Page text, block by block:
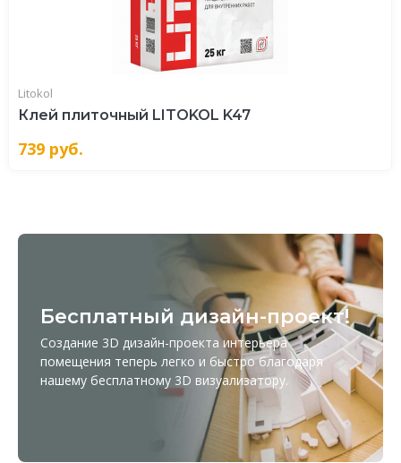
Litokol
Клей плиточный LITOKOL K47
739 руб.
Бесплатный дизайн-проект!
Создание 3D дизайн-проекта интерьера
помещения теперь легко и быстро благодаря
нашему бесплатному 3D визуализатору.